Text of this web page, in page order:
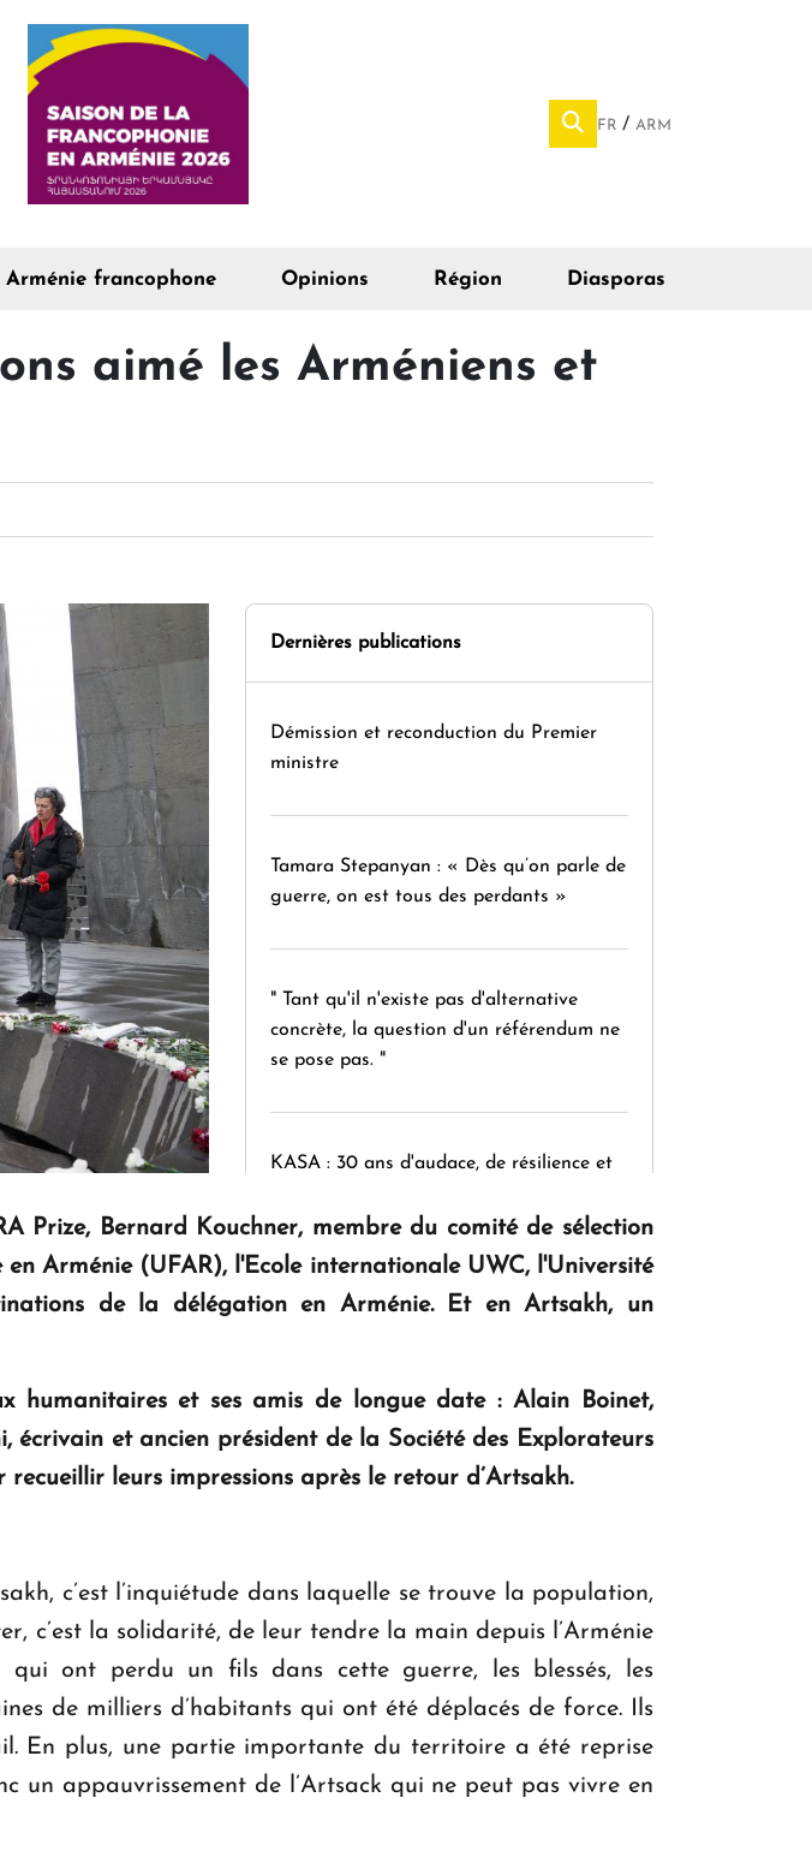
FR ARM
Arménie francophone Opinions Région Diasporas
aimé les Arméniens et
Dernières publications
Démission et reconduction du Premier
ministre
Tamara Stepanyan : « Dès qu’on parle de
guerre, on est tous des perdants »
" Tant qu'il n'existe pas d'alternative
concrète, la question d'un référendum ne
se pose pas. "
KASA : 30 ans d'audace, de résilience et
Le premier hôtel Hyatt Regency
Prize, Bernard Kouchner, membre du comité de sélection
Arménie (UFAR), l'Ecole internationale UWC, l'Université
de la délégation en Arménie. Et en Artsakh, un
humanitaires et ses amis de longue date : Alain Boinet,
et ancien président de la Société des Explorateurs
leurs impressions après le retour d’Artsakh.
c’est l’inquiétude dans laquelle se trouve la population,
c’est la solidarité, de leur tendre la main depuis l’Arménie
ont perdu un fils dans cette guerre, les blessés, les
de milliers d’habitants qui ont été déplacés de force. Ils
En plus, une partie importante du territoire a été reprise
un appauvrissement de l’Artsack qui ne peut pas vivre en